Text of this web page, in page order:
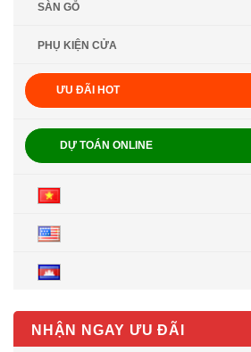
SÀN GỖ
PHỤ KIỆN CỬA
ƯU ĐÃI HOT
DỰ TOÁN ONLINE
NHẬN NGAY ƯU ĐÃI